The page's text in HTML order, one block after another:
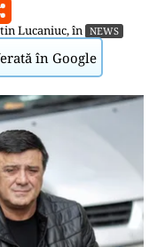
Lucaniuc, în NEWS
în Google